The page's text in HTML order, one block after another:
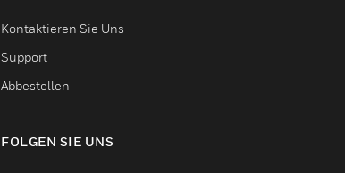
Kontaktieren Sie Uns
Support
Abbestellen
FOLGEN SIE UNS